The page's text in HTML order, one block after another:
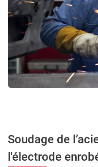
Soudage de
l'électrode